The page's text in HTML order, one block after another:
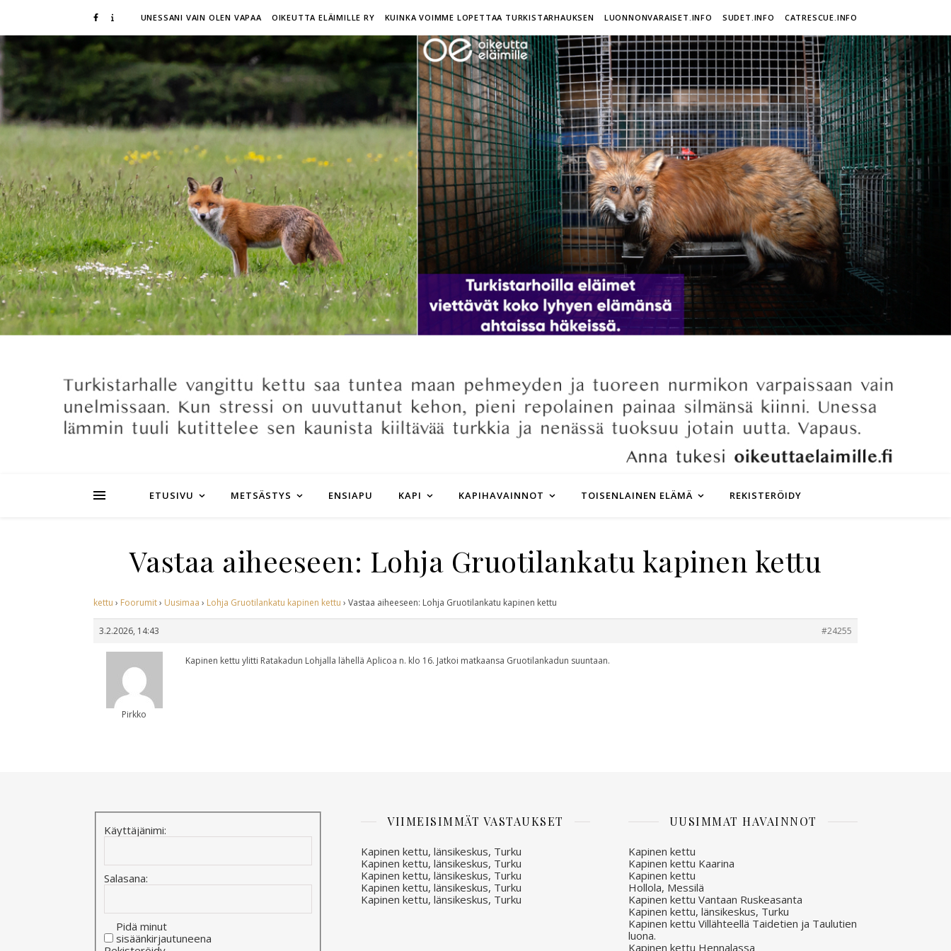
UNESSANI VAIN OLEN VAPAA OIKEUTTA ELÄIMILLE RY KUINKA VOIMME LOPETTAA TURKISTARHAUKSEN LUONNONVARAISET.INFO SUDET.INFO CATRESCUE.INFO
ETUSIVU METSÄSTYS ENSIAPU KAPI KAPIHAVAINNOT TOISENLAINEN ELÄMÄ REKISTERÖIDY
Vastaa aiheeseen: Lohja Gruotilankatu kapinen kettu
kettu › Foorumit› Uusimaa › Lohja Gruotilankatu kapinen kettu › Vastaa aiheeseen: Lohja Gruotilankatu kapinen kettu
3.2.2026, 14:43 #24255
Pirkko
Kapinen kettu ylitti Ratakadun Lohjalla lähellä Aplicoa n. klo 16. Jatkoi matkaansa Gruotilankadun suuntaan.
Käyttäjänimi:
Salasana:
Pidä minut
sisäänkirjautuneena
VIIMEISIMMÄT VASTAUKSET
Kapinen kettu, länsikeskus, Turku
Kapinen kettu, länsikeskus, Turku
Kapinen kettu, länsikeskus, Turku
Kapinen kettu, länsikeskus, Turku
Kapinen kettu, länsikeskus, Turku
UUSIMMAT HAVAINNOT
Kapinen kettu
Kapinen kettu Kaarina
Kapinen kettu
Hollola, Messilä
Kapinen kettu Vantaan Ruskeasanta
Kapinen kettu, länsikeskus, Turku
Kapinen kettu Villähteellä Taidetien ja Taulutien
luona.
Kapinen kettu Hennalassa